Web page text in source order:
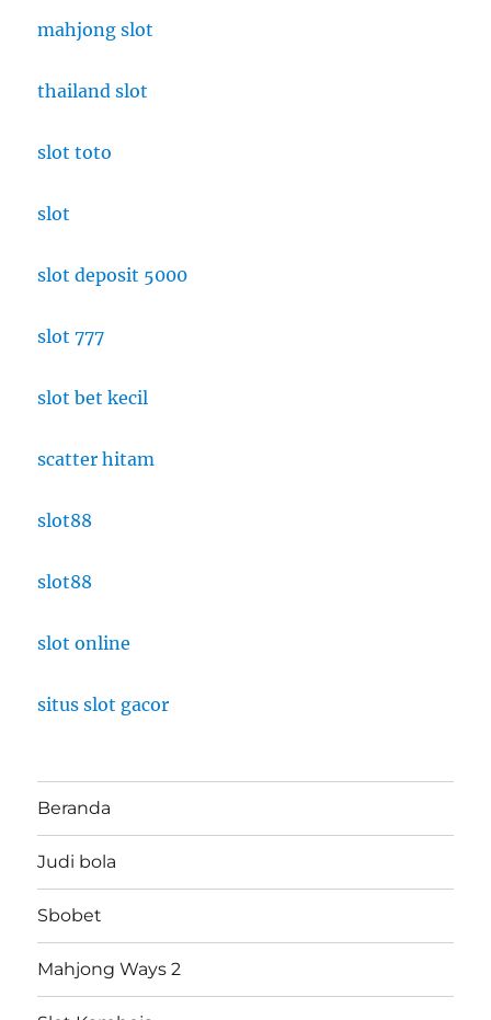
mahjong slot
thailand slot
slot toto
slot
slot deposit 5000
slot 777
slot bet kecil
scatter hitam
slot88
slot88
slot online
situs slot gacor
Beranda
Judi bola
Sbobet
Mahjong Ways 2